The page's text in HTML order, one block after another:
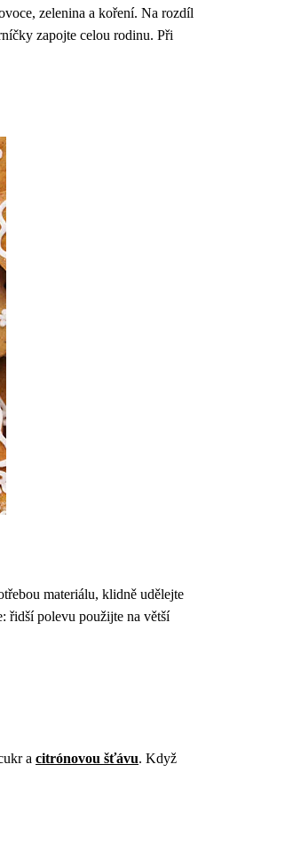
zelenina a koření. Na rozdíl
zapojte celou rodinu. Při
materiálu, klidně udělejte
řidší polevu použijte na větší
a citrónovou šťávu. Když